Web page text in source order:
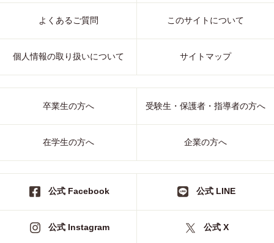
よくあるご質問 このサイトについて
個人情報の取り扱いについて サイトマップ
卒業生の方へ 受験生・保護者・指導者の方へ
在学生の方へ 企業の方へ
公式 Facebook 公式 LINE
公式 Instagram 公式 X